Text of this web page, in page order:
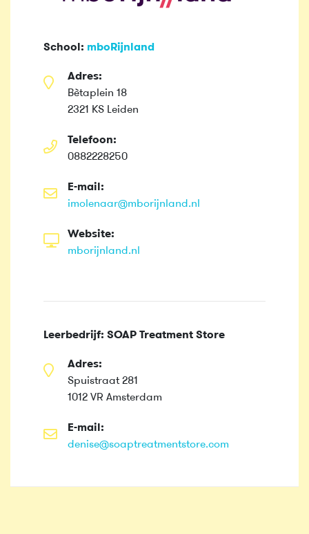
School: mboRijnland
Adres:
Bètaplein 18
2321 KS Leiden
Telefoon:
0882228250
E-mail:
imolenaar@mborijnland.nl
Website:
mborijnland.nl
Leerbedrijf: SOAP Treatment Store
Adres:
Spuistraat 281
1012 VR Amsterdam
E-mail:
denise@soaptreatmentstore.com